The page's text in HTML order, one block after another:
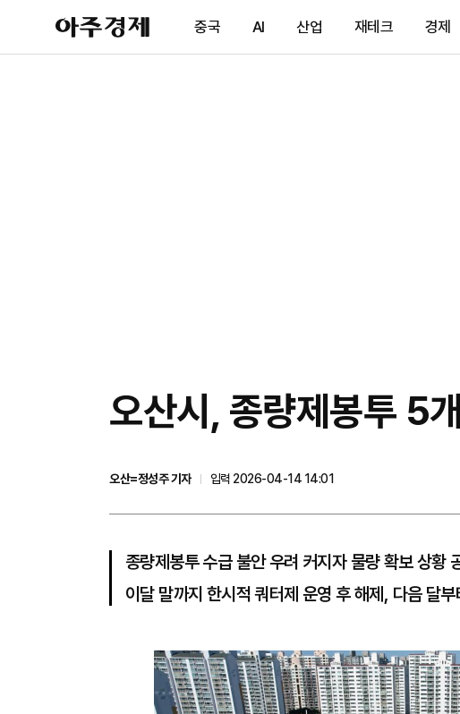
아
주
제
중국 AI 산업 재테크 경제
오산시, 종량제봉투 5
오산=정성주 기자
입력 2026-04-14 14:01
종량제봉투 수급 불안 우려 커지자 물량 확보 상황
이달 말까지 한시적 쿼터제 운영 후 해제, 다음 달